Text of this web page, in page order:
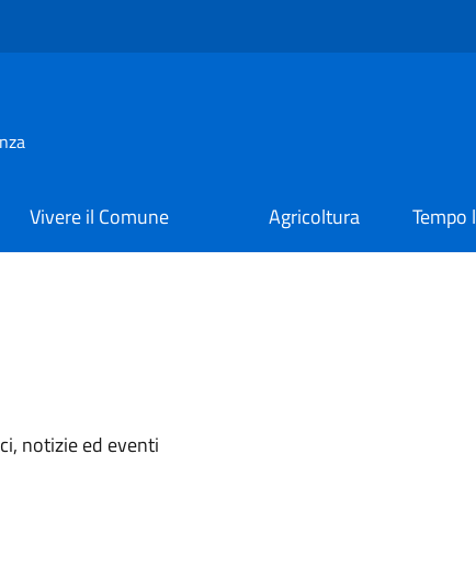
Vivere il Comune Agricoltura Tempo
notizie ed eventi